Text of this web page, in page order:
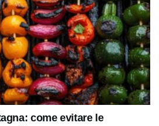
come evitare le